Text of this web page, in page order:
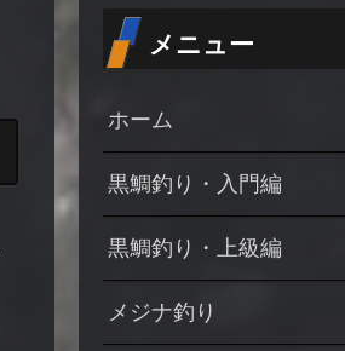
メニュー
ホーム
黒鯛釣り・入門編
黒鯛釣り・上級編
メジナ釣り